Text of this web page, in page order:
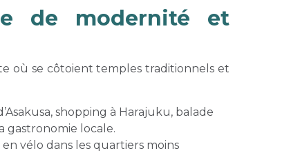
de modernité et
où se côtoient temples traditionnels et
shopping à Harajuku, balade
gastronomie locale.
vélo dans les quartiers moins